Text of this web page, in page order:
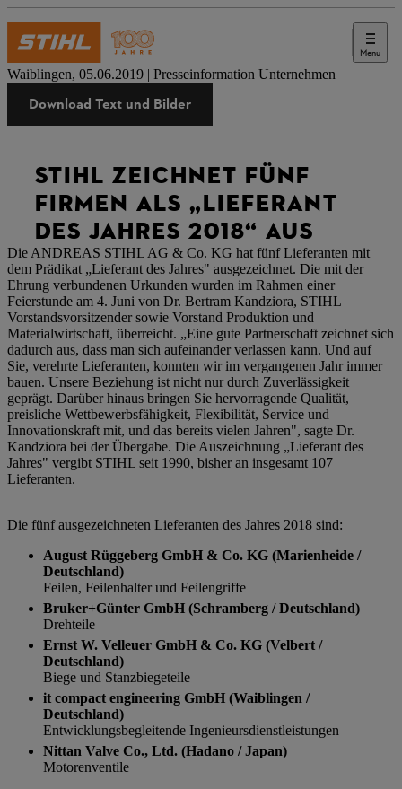
Menu
Presse
Waiblingen, 05.06.2019 | Presseinformation Unternehmen
Download Text und Bilder
STIHL ZEICHNET FÜNF
FIRMEN ALS „LIEFERANT
DES JAHRES 2018“ AUS
Die ANDREAS STIHL AG & Co. KG hat fünf Lieferanten mit
dem Prädikat „Lieferant des Jahres" ausgezeichnet. Die mit der
Ehrung verbundenen Urkunden wurden im Rahmen einer
Feierstunde am 4. Juni von Dr. Bertram Kandziora, STIHL
Vorstandsvorsitzender sowie Vorstand Produktion und
Materialwirtschaft, überreicht. „Eine gute Partnerschaft zeichnet sich
dadurch aus, dass man sich aufeinander verlassen kann. Und auf
Sie, verehrte Lieferanten, konnten wir im vergangenen Jahr immer
bauen. Unsere Beziehung ist nicht nur durch Zuverlässigkeit
geprägt. Darüber hinaus bringen Sie hervorragende Qualität,
preisliche Wettbewerbsfähigkeit, Flexibilität, Service und
Innovationskraft mit, und das bereits vielen Jahren", sagte Dr.
Kandziora bei der Übergabe. Die Auszeichnung „Lieferant des
Jahres" vergibt STIHL seit 1990, bisher an insgesamt 107
Lieferanten.
Die fünf ausgezeichneten Lieferanten des Jahres 2018 sind:
August Rüggeberg GmbH & Co. KG (Marienheide /
Deutschland)
Feilen, Feilenhalter und Feilengriffe
Bruker+Günter GmbH (Schramberg / Deutschland)
Drehteile
Ernst W. Velleuer GmbH & Co. KG (Velbert /
Deutschland)
Biege und Stanzbiegeteile
it compact engineering GmbH (Waiblingen /
Deutschland)
Entwicklungsbegleitende Ingenieursdienstleistungen
Nittan Valve Co., Ltd. (Hadano / Japan)
Motorenventile